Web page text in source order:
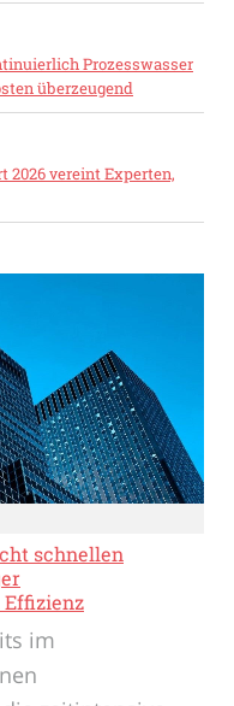
Prozesswasser
überzeugend
2026 vereint Experten,
schnellen
im